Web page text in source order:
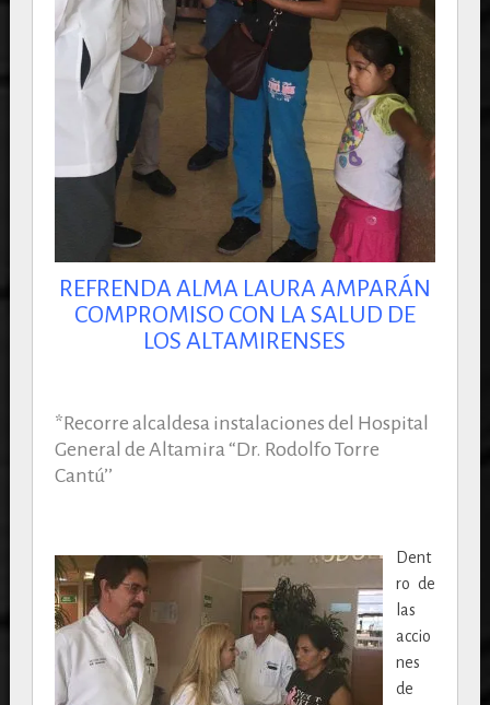
REFRENDA ALMA LAURA AMPARÁN
COMPROMISO CON LA SALUD DE
LOS ALTAMIRENSES
*Recorre alcaldesa instalaciones del Hospital
General de Altamira “Dr. Rodolfo Torre
Cantú’’
Dent
ro de
las
accio
nes
de